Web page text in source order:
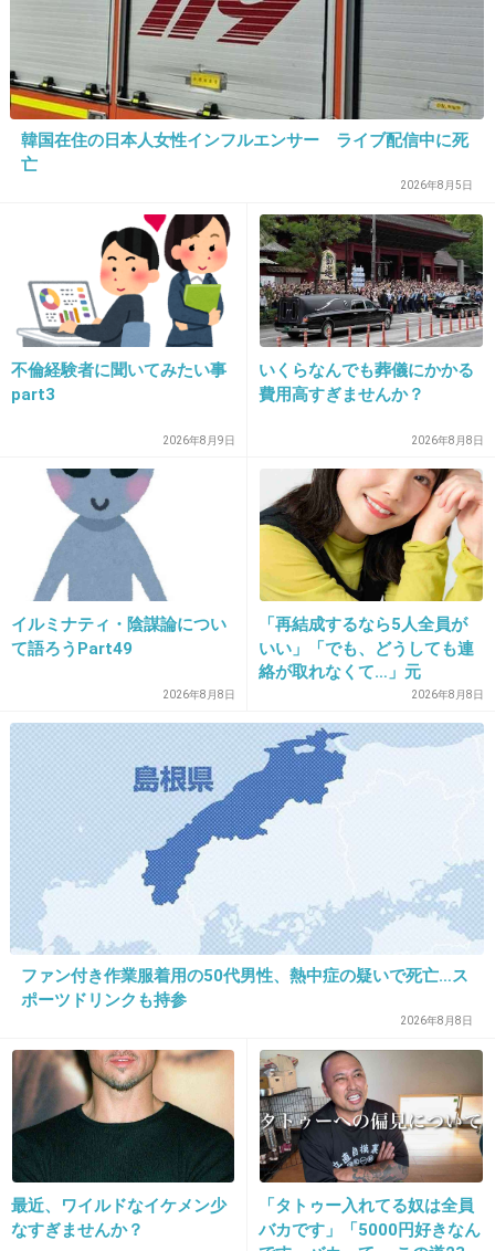
今やってる昼ドラ天国の恋から
「帰れ糞ガール」
インパクト強すぎてこれが真っ先に浮かびまし
た。
-7
27. 匿名2013/12/12(木) 16:18:57
JIN-仁-
「泣いても一生、笑おうても一生、なれば今生
28. 匿名2013/12/12(木) 16:19:00
教官！私はドジでのろまなカメです！
+37 -4
29. 匿名 2013/12/12(木) 16:19:28
好きよさくちゃん
だいすきだよ
世界の中心で愛をさけぶ
+193
昨日のリーガルハイの小美門先生の長台詞に感
動しました。個人的には半沢直樹の土下座のシ
ーンよりも強く印象に残りました。
+241 -7
韓国在住の日本人女性インフルエンサー ライブ配信中に死
亡
2026年8月5日
不倫経験者に聞いてみたい事
part3
2026年8月9日
いくらなんでも葬儀にかかる
費用高すぎませんか？
2026年8月8日
イルミナティ・陰謀論につい
て語ろうPart49
2026年8月8日
「再結成するなら5人全員が
いい」「でも、どうしても連
絡が取れなくて…」元
ZONE・MIZUHO（38）が明
かす「19年ぶりに芸能界復
帰」した本当の理由
2026年8月8日
ファン付き作業服着用の50代男性、熱中症の疑いで死亡…ス
ポーツドリンクも持参
2026年8月8日
最近、ワイルドなイケメン少
なすぎませんか？
「タトゥー入れてる奴は全員
バカです」「5000円好きなん